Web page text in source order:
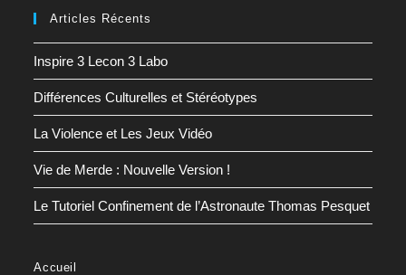
Articles Récents
Inspire 3 Lecon 3 Labo
Différences Culturelles et Stéréotypes
La Violence et Les Jeux Vidéo
Vie de Merde : Nouvelle Version !
Le Tutoriel Confinement de l’Astronaute Thomas Pesquet
Accueil